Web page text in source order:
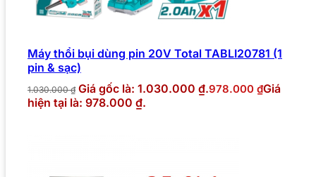
Máy thổi bụi dùng pin 20V Total TABLI20781 (1
pin & sạc)
1.030.000₫ Giá gốc là: 1.030.000 ₫.978.000 ₫Giá
hiện tại là: 978.000 ₫.